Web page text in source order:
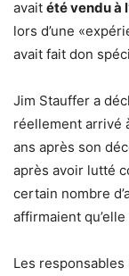
avait été vendu à
lors d’une
avait fait don
Jim Stauffer a
réellement arrivé
ans après son
après avoir lutté
certain nombre
affirmaient
Les